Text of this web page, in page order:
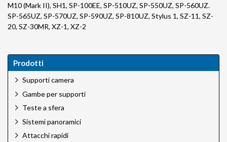
M10 (Mark II), SH1, SP-100EE, SP-510UZ, SP-550UZ, SP-560UZ.
SP-565UZ, SP-570UZ, SP-590UZ, SP-810UZ, Stylus 1, SZ-11, SZ-
20, SZ-30MR, XZ-1, XZ-2
Prodotti
Supporti camera
Gambe per supporti
Teste a sfera
Sistemi panoramici
Attacchi rapidi